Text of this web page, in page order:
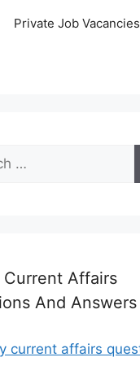
Private Job Vacancies
Current Affairs
And Answers